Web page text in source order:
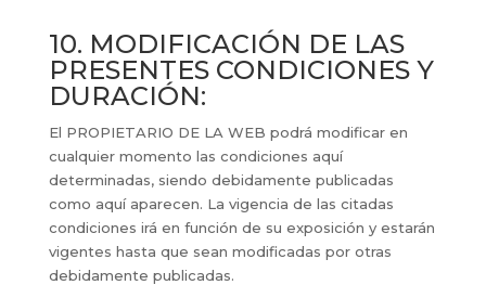
10. MODIFICACIÓN DE LAS
PRESENTES CONDICIONES Y
DURACIÓN:
El PROPIETARIO DE LA WEB podrá modificar en
cualquier momento las condiciones aquí
determinadas, siendo debidamente publicadas
como aquí aparecen. La vigencia de las citadas
condiciones irá en función de su exposición y estarán
vigentes hasta que sean modificadas por otras
debidamente publicadas.